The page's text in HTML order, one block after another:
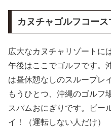
カヌチャゴルフコー
広大なカヌチャリゾートに
午後はここでゴルフです。
は昼休憩なしのスループレ
もうひとつ、沖縄のゴルフ
スパムおにぎりです。ビー
イ！（運転しない人だけ）